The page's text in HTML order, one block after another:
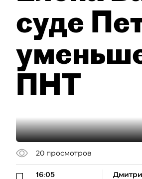
суде
ПНТ
20 просмотров
16:05